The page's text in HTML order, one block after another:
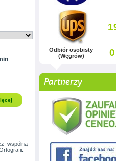
wspólną
Odbiór osobisty
(Węgrów)
0
Partnerzy